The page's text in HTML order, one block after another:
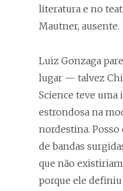
literatura e no
Mautner, ausente.
Luiz Gonzaga
lugar — talvez
Science teve
estrondosa na
nordestina.
de bandas
que não
porque ele